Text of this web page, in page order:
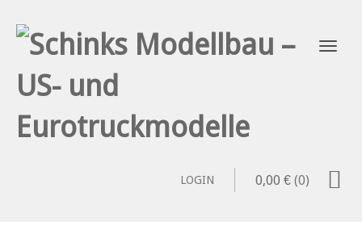
0,00 € (0)
LOGIN